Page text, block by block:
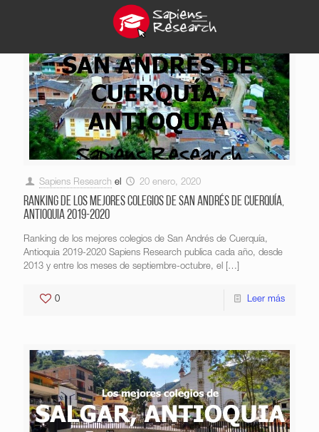
Sapiens Research el 20 enero, 2020
Ranking de los mejores colegios de San Andrés de Cuerquía,
Antioquia 2019-2020
Ranking de los mejores colegios de San Andrés de Cuerquía,
Antioquia 2019-2020 Sapiens Research publica cada año, desde
2013 y entre los meses de septiembre-octubre, el […]
0 Leer más